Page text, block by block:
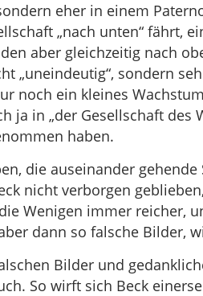
eher in einem
„nach unten“ fährt,
aber gleichzeitig nach
„uneindeutig“, sondern
noch ein kleines
ja in „der Gesellschaft des
haben.
die auseinander
nicht verborgen
Wenigen immer reicher,
dann so falsche Bilder,
Bilder und
So wirft sich Beck